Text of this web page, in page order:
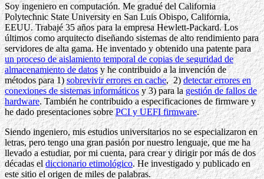
Soy ingeniero en computación. Me gradué del California
Polytechnic State University en San Luis Obispo, California,
EEUU. Trabajé 35 años para la empresa Hewlett-Packard. Los
últimos como arquitecto diseñando sistemas de alto rendimiento para
servidores de alta gama. He inventado y obtenido una patente para
un proceso de aislamiento temporal de copias de seguridad de
almacenamiento de datosy hecontribuido a la invención de
métodos para 1)sobrevivir errores en cache, 2)detectar errores en
conexiones de sistemas informáticosy 3) para lagestión de fallos de
hardware. También he contribuido a especificaciones de firmware y
he dado presentaciones sobrePCI y UEFI firmware.
Siendo ingeniero, mis estudios universitarios no se especializaron en
letras, pero tengo una gran pasión por nuestro lenguaje, que me ha
llevado a estudiar, por mi cuenta, para crear y dirigir por más de dos
décadas eldiccionario etimológico. He investigado y publicado en
este sitio el origen de miles de palabras.